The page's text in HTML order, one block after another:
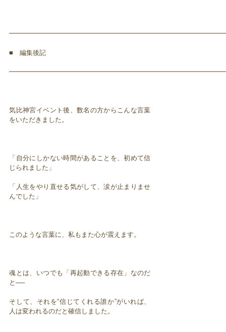
■ 編集後記
気比神宮イベント後、数名の方からこんな言葉
をいただきました。
「自分にしかない時間があることを、初めて信
じられました」
「人生をやり直せる気がして、涙が止まりませ
んでした」
このような言葉に、私もまた心が震えます。
魂とは、いつでも「再起動できる存在」なのだ
と──
そして、それを“信じてくれる誰か”がいれば、
人は変われるのだと確信しました。